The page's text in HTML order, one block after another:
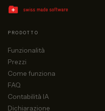
PRODOTTO
Funzionalità
Prezzi
Come funziona
FAQ
Contabilità IA
Dichiarazione